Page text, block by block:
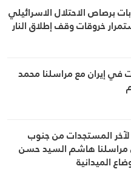
برصاص الاحتلال الاسرائيلي
خروقات وقف إطلاق النار
في إيران مع مراسلنا محمد
المستجدات من جنوب
مراسلنا هاشم السيد حسن
الميدانية